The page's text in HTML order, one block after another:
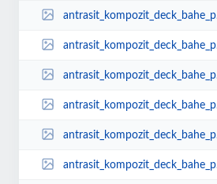
antrasit_kompozit_deck_bahe_plastik_ahap_zemin_duvar_kaplama_fiyatlar_1.jpeg
antrasit_kompozit_deck_bahe_plastik_ahap_zemin_duvar_kaplama_fiyatlar_teras.jpeg
antrasit_kompozit_deck_bahe_plastik_ahap_zemin_duvar_kaplama_garden.jpeg
antrasit_kompozit_deck_bahe_plastik_ahap_zemin_duvar_kaplama_garden_1.jpeg
antrasit_kompozit_deck_bahe_plastik_ahap_zemin_duvar_kaplama_garden_2.jpeg
antrasit_kompozit_deck_bahe_plastik_ahap_zemin_duvar_kaplama_garden_terrace.jpeg